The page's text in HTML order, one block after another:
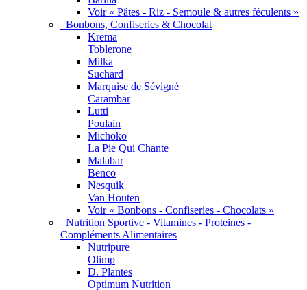
Voir « Pâtes - Riz - Semoule & autres féculents »
Bonbons, Confiseries & Chocolat
Krema
Toblerone
Milka
Suchard
Marquise de Sévigné
Carambar
Lutti
Poulain
Michoko
La Pie Qui Chante
Malabar
Benco
Nesquik
Van Houten
Voir « Bonbons - Confiseries - Chocolats »
Nutrition Sportive - Vitamines - Proteines -
Compléments Alimentaires
Nutripure
Olimp
D. Plantes
Optimum Nutrition